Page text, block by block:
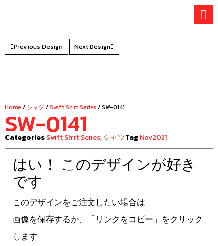
Previous Design Next Design
Home / シャツ /Swift Shirt Series/ SW-0141
SW-0141
CategoriesSwift Shirt Series,シャツTagNov2021
はい！ このデザインが好き
です
このデザインをご注文したい場合は
画像を保存するか、「リンクをコピー」をクリック
します